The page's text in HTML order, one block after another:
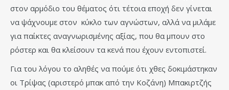
στον αρμόδιο του θέματος ότι τέτοια εποχή δεν γίνεται
να ψάχνουμε στον κύκλο των αγνώστων, αλλά να μιλάμε
για παίκτες αναγνωρισμένης αξίας, που θα μπουν στο
ρόστερ και θα κλείσουν τα κενά που έχουν εντοπιστεί.
Για του λόγου το αληθές να πούμε ότι χθες δοκιμάστηκαν
οι Τρίψας (αριστερό μπακ από την Κοζάνη) Μπακιρτζής